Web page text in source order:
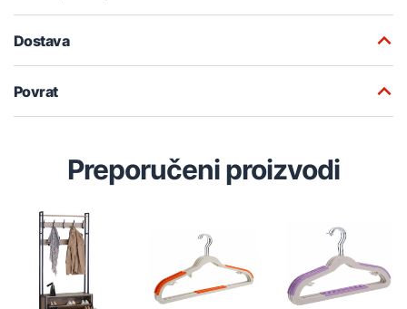
Dostava
Povrat
Preporučeni proizvodi